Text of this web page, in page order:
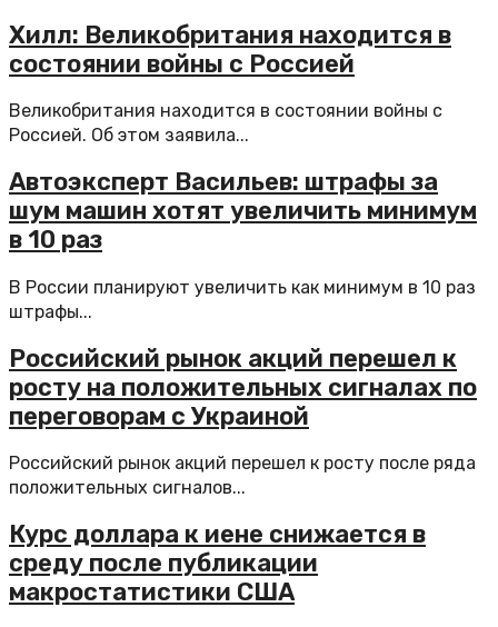
Хилл: Великобритания находится в
состоянии войны с Россией
Великобритания находится в состоянии войны с
Россией. Об этом заявила...
Автоэксперт Васильев: штрафы за
шум машин хотят увеличить минимум
в 10 раз
В России планируют увеличить как минимум в 10 раз
штрафы...
Российский рынок акций перешел к
росту на положительных сигналах по
переговорам с Украиной
Российский рынок акций перешел к росту после ряда
положительных сигналов...
Курс доллара к иене снижается в
среду после публикации
макростатистики США